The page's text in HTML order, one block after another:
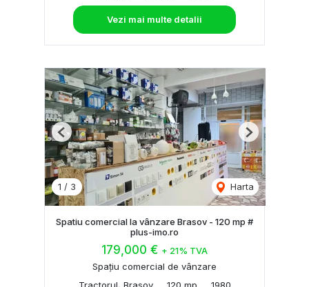
Vezi mai multe detalii
1 / 3 Harta
Previous Next
Spatiu comercial la vânzare Brasov - 120 mp #
plus-imo.ro
179,000 € + 21% TVA
Spațiu comercial de vânzare